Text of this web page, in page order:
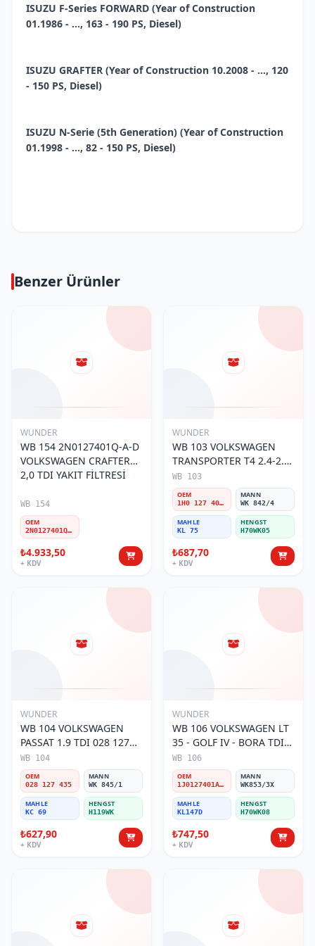
ISUZU F-Series FORWARD (Year of Construction
01.1986 - ..., 163 - 190 PS, Diesel)
ISUZU GRAFTER (Year of Construction 10.2008 - ..., 120
- 150 PS, Diesel)
ISUZU N-Serie (5th Generation) (Year of Construction
01.1998 - ..., 82 - 150 PS, Diesel)
Benzer Ürünler
WUNDER
WB 154 2N0127401Q-A-D
VOLKSWAGEN CRAFTER
2,0 TDI YAKIT FİLTRESİ
WB 154
OEM
2N0127401Q-A-D
₺4.933,50
+ KDV
WUNDER
WB 103 VOLKSWAGEN
TRANSPORTER T4 2.4-2.5
MOTOR- CADDY E.M 1H0
127 401 C Yakıt/Mazot
Filtresi
WB 103
OEM
1H0 127 401 C
MANN
WK 842/4
MAHLE
KL 75
HENGST
H70WK05
₺687,70
+ KDV
WUNDER
WB 104 VOLKSWAGEN
PASSAT 1.9 TDI 028 127
435 Yakıt/Mazot Filtresi
WB 104
OEM
028 127 435
MANN
WK 845/1
MAHLE
KC 69
HENGST
H119WK
₺627,90
+ KDV
WUNDER
WB 106 VOLKSWAGEN LT
35 - GOLF IV - BORA TDI
1J0 127 401 Yakıt/Mazot
Filtresi
WB 106
OEM
1J0127401A/2D0127399/1J0127399A
MANN
WK853/3X
MAHLE
KL147D
HENGST
H70WK08
₺747,50
+ KDV